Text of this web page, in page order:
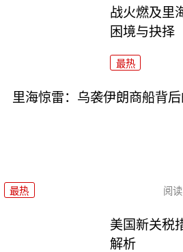
战火燃及里
困境与抉择
最热
里海惊雷：乌袭伊朗商船背
最热 阅读
美国新关税
解析